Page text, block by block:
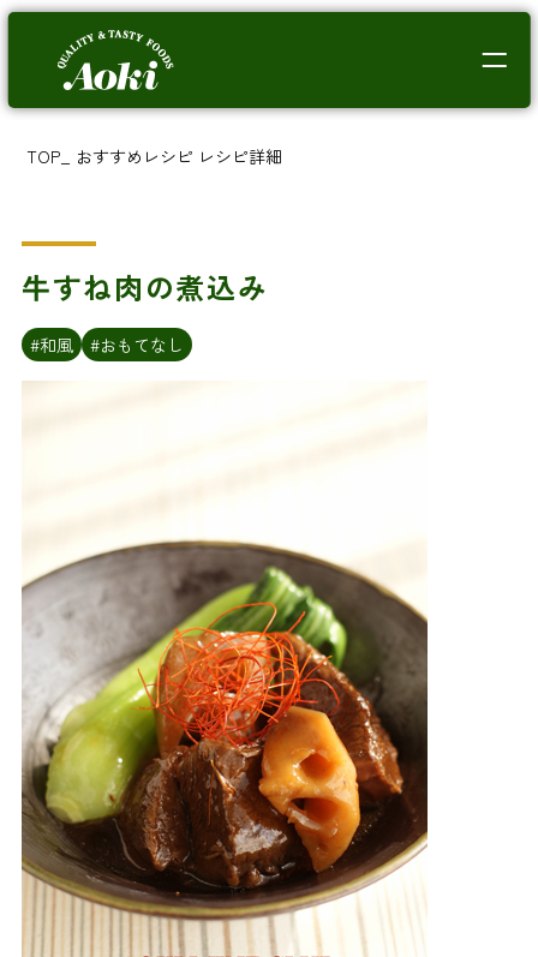
TOP おすすめレシピ レシピ詳細
牛すね肉の煮込み
#和風 #おもてなし